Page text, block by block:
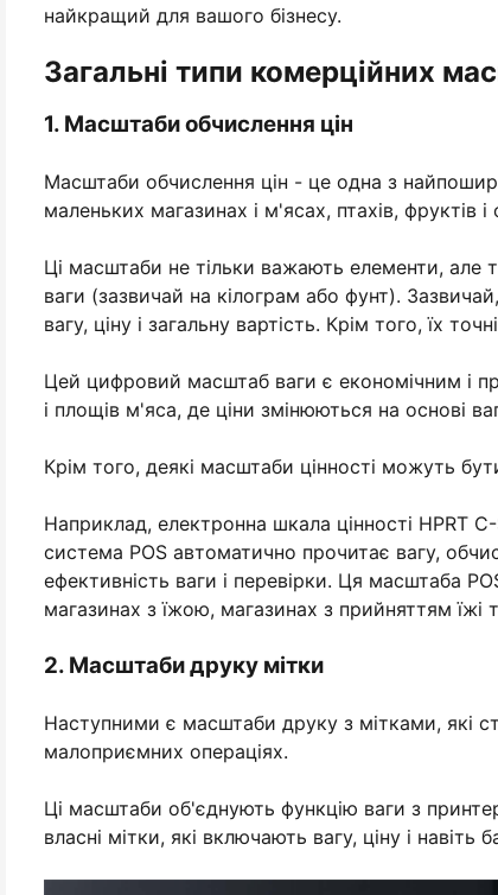
найкращий для вашого бізнесу.
Загальні типи комерційних
1. Масштаби обчислення цін
Масштаби обчислення цін - це одна з
маленьких магазинах і м'ясах, птахів, фруктів і
Ці масштаби не тільки важають елементи, але
ваги (зазвичай на кілограм або фунт).
вагу, ціну і загальну вартість. Крім того, їх
Цей цифровий масштаб ваги є економічним і
і площів м'яса, де ціни змінюються на основі
Крім того, деякі масштаби цінності можуть
Наприклад, електронна шкала цінності HPRT
система POS автоматично прочитає вагу,
ефективність ваги і перевірки. Ця масштаба
магазинах з їжою, магазинах з прийняттям їжі
2. Масштаби друку мітки
Наступними є масштаби друку з мітками, які
малоприємних операціях.
Ці масштаби об'єднують функцію ваги з
власні мітки, які включають вагу, ціну і